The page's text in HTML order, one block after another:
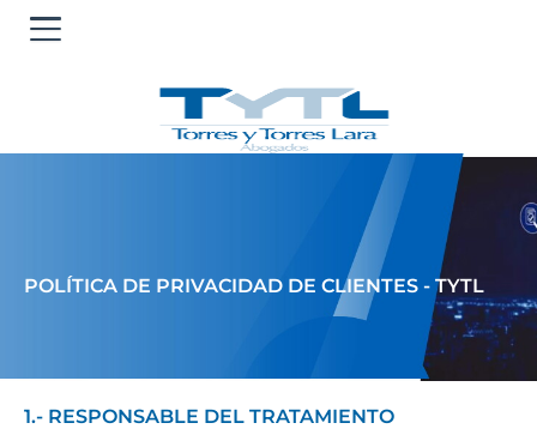
POLÍTICA DE PRIVACIDAD DE CLIENTES - TYTL
1.- RESPONSABLE DEL TRATAMIENTO